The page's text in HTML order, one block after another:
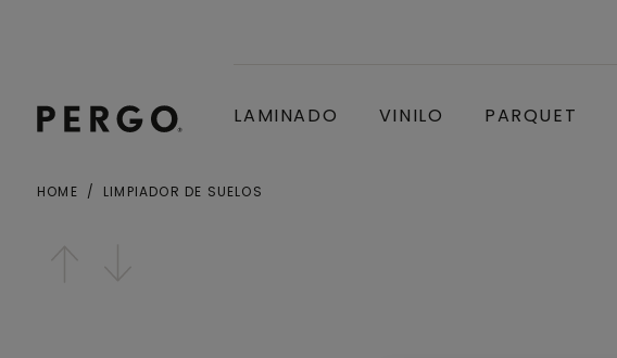
LAMINADO VINILO PARQUET
HOME LIMPIADOR DE SUELOS